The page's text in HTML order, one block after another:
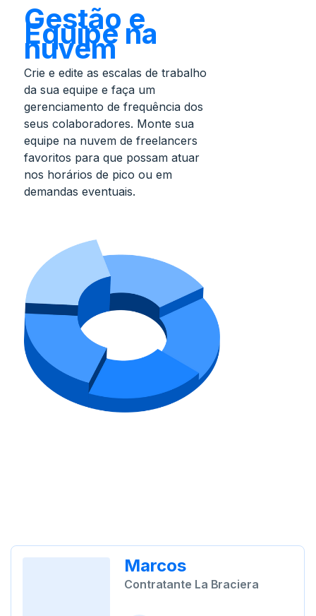
Gestão e
Equipe na
nuvem
Crie e edite as escalas de trabalho
da sua equipe e faça um
gerenciamento de frequência dos
seus colaboradores. Monte sua
equipe na nuvem de freelancers
favoritos para que possam atuar
nos horários de pico ou em
demandas eventuais.
Marcos
Contratante La Braciera